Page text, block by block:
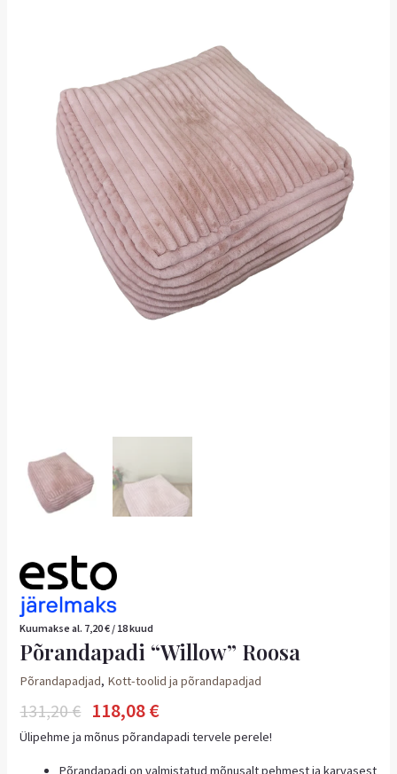
Kuumakse al. 7,20€ / 18 kuud
Põrandapadi “Willow” Roosa
Põrandapadjad, Kott-toolid ja põrandapadjad
131,20€ 118,08€
Ülipehme ja mõnus põrandapadi tervele perele!
Põrandapadi on valmistatud mõnusalt pehmest ja karvasest